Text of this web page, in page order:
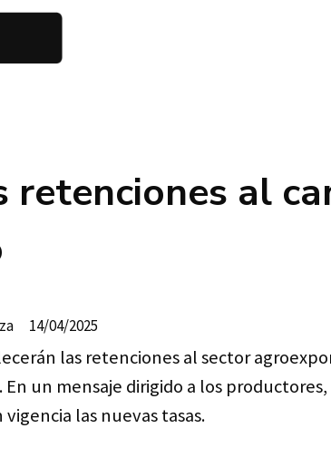
al
las retenciones al sector
un mensaje dirigido a los
las nuevas tasas.
14/04/2025